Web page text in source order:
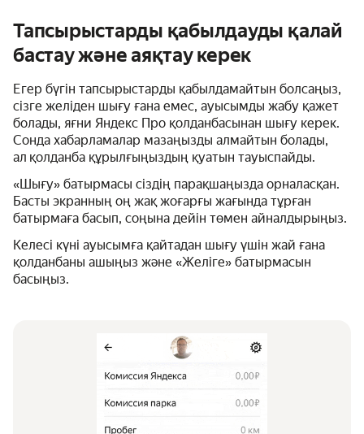
Тапсырыстарды қабылдауды қалай
бастау және аяқтау керек
Егер бүгін тапсырыстарды қабылдамайтын болсаңыз,
сізге желіден шығу ғана емес, ауысымды жабу қажет
болады, яғни Яндекс Про қолданбасынан шығу керек.
Сонда хабарламалар мазаңызды алмайтын болады,
ал қолданба құрылғыңыздың қуатын тауыспайды.
«Шығу» батырмасы сіздің парақшаңызда орналасқан.
Басты экранның оң жақ жоғарғы жағында тұрған
батырмаға басып, соңына дейін төмен айналдырыңыз.
Келесі күні ауысымға қайтадан шығу үшін жай ғана
қолданбаны ашыңыз және «Желіге» батырмасын
басыңыз.